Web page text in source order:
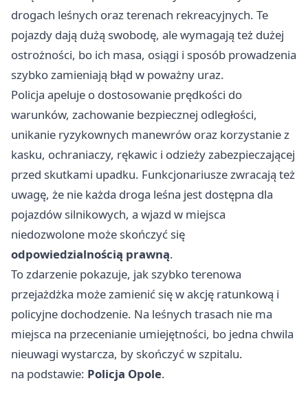
drogach leśnych oraz terenach rekreacyjnych. Te
pojazdy dają dużą swobodę, ale wymagają też dużej
ostrożności, bo ich masa, osiągi i sposób prowadzenia
szybko zamieniają błąd w poważny uraz.
Policja apeluje o dostosowanie prędkości do
warunków, zachowanie bezpiecznej odległości,
unikanie ryzykownych manewrów oraz korzystanie z
kasku, ochraniaczy, rękawic i odzieży zabezpieczającej
przed skutkami upadku. Funkcjonariusze zwracają też
uwagę, że nie każda droga leśna jest dostępna dla
pojazdów silnikowych, a wjazd w miejsca
niedozwolone może skończyć się
odpowiedzialnością prawną.
To zdarzenie pokazuje, jak szybko terenowa
przejażdżka może zamienić się w akcję ratunkową i
policyjne dochodzenie. Na leśnych trasach nie ma
miejsca na przecenianie umiejętności, bo jedna chwila
nieuwagi wystarcza, by skończyć w szpitalu.
na podstawie: Policja Opole.